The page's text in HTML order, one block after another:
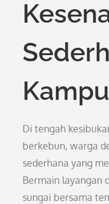
Di tengah
berkebun, warga
sederhana yang
Bermain layangan
sungai bersama